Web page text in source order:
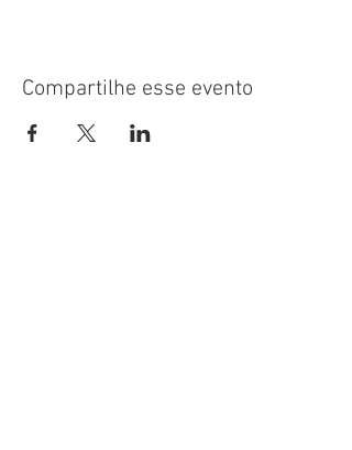
Compartilhe esse evento